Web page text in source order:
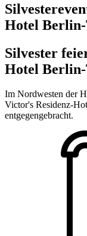
Hotel Berlin-
Silvester
Hotel Berlin-
Im Nordwesten der
Victor's Residenz-
entgegengebracht.